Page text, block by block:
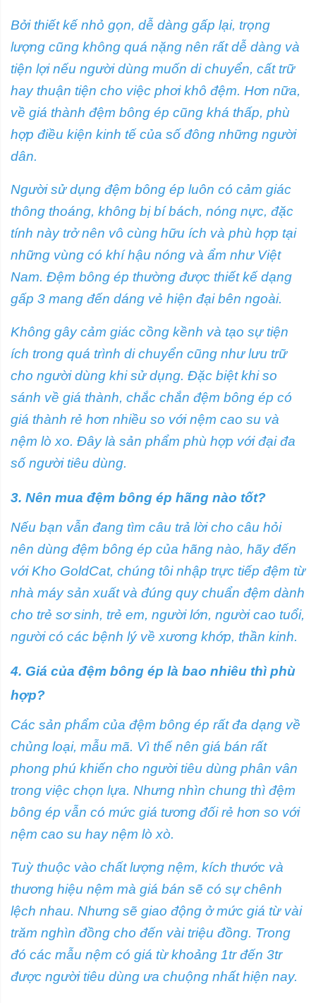
Bởi thiết kế nhỏ gọn, dễ dàng gấp lại, trọng
lượng cũng không quá nặng nên rất dễ dàng và
tiện lợi nếu người dùng muốn di chuyển, cất trữ
hay thuận tiện cho việc phơi khô đệm. Hơn nữa,
về giá thành đệm bông ép cũng khá thấp, phù
hợp điều kiện kinh tế của số đông những người
dân.
Người sử dụng đệm bông ép luôn có cảm giác
thông thoáng, không bị bí bách, nóng nực, đặc
tính này trở nên vô cùng hữu ích và phù hợp tại
những vùng có khí hậu nóng và ẩm như Việt
Nam. Đệm bông ép thường được thiết kế dạng
gấp 3 mang đến dáng vẻ hiện đại bên ngoài.
Không gây cảm giác cồng kềnh và tạo sự tiện
ích trong quá trình di chuyển cũng như lưu trữ
cho người dùng khi sử dụng. Đặc biệt khi so
sánh về giá thành, chắc chắn đệm bông ép có
giá thành rẻ hơn nhiều so với nệm cao su và
nệm lò xo. Đây là sản phẩm phù hợp với đại đa
số người tiêu dùng.
3. Nên mua đệm bông ép hãng nào tốt?
Nếu bạn vẫn đang tìm câu trả lời cho câu hỏi
nên dùng đệm bông ép của hãng nào, hãy đến
với Kho GoldCat, chúng tôi nhập trực tiếp đệm từ
nhà máy sản xuất và đúng quy chuẩn đệm dành
cho trẻ sơ sinh, trẻ em, người lớn, người cao tuổi,
người có các bệnh lý về xương khớp, thần kinh.
4. Giá của đệm bông ép là bao nhiêu thì phù
hợp?
Các sản phẩm của đệm bông ép rất đa dạng về
chủng loại, mẫu mã. Vì thế nên giá bán rất
phong phú khiến cho người tiêu dùng phân vân
trong việc chọn lựa. Nhưng nhìn chung thì đệm
bông ép vẫn có mức giá tương đối rẻ hơn so với
nệm cao su hay nệm lò xò.
Tuỳ thuộc vào chất lượng nệm, kích thước và
thương hiệu nệm mà giá bán sẽ có sự chênh
lệch nhau. Nhưng sẽ giao động ở mức giá từ vài
trăm nghìn đồng cho đến vài triệu đồng. Trong
đó các mẫu nệm có giá từ khoảng 1tr đến 3tr
được người tiêu dùng ưa chuộng nhất hiện nay.